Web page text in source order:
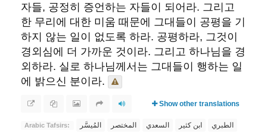
자들, 공정히 증언하는 자들이 되어라. 그리고
한 무리에 대한 미움 때문에 그대들이 공평을 기
하지 않는 일이 없도록 하라. 공평하라, 그것이
경외심에 더 가까운 것이라. 그리고 하나님을 경
외하라. 실로 하나님께서는 그대들이 행하는 일
에 밝으신 분이라.
Show other translations
Arabic Tafsirs: المُيسَّر المختصر السعدي ابن كثير الطبري